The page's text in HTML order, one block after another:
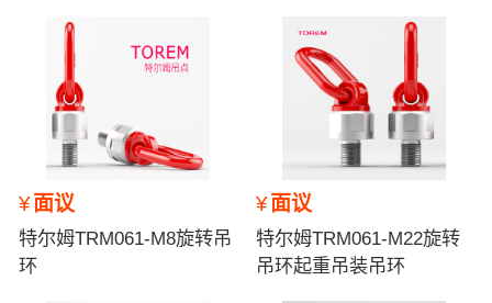
¥面议
特尔姆TRM061-M8旋转吊
环
¥ 面议
特尔姆TRM061-M22旋转
吊环起重吊装吊环